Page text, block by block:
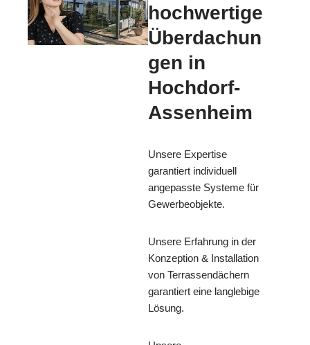
hochwertige
Überdachun
gen in
Hochdorf-
Assenheim
Unsere Expertise
garantiert individuell
angepasste Systeme für
Gewerbeobjekte.
Unsere Erfahrung in der
Konzeption & Installation
von Terrassendächern
garantiert eine langlebige
Lösung.